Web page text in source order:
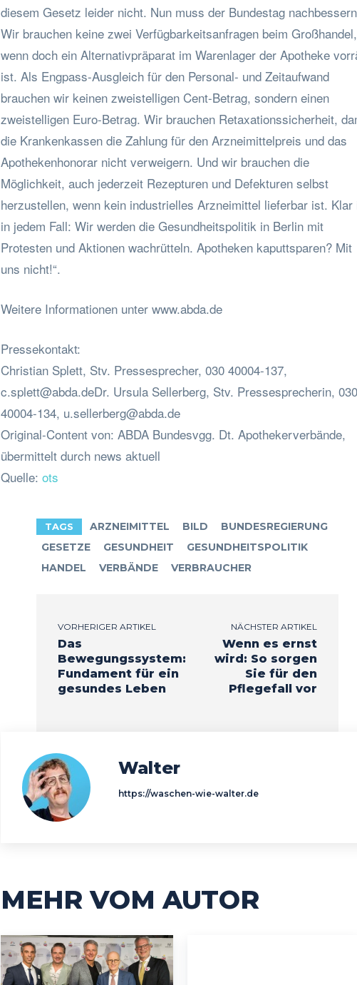
diesem Gesetz leider nicht. Nun muss der Bundestag
Wir brauchen keine zwei Verfügbarkeitsanfragen beim Großhandel,
wenn doch ein Alternativpräparat im Warenlager der Apotheke
ist. Als Engpass-Ausgleich für den Personal- und Zeitaufwand
brauchen wir keinen zweistelligen Cent-Betrag, sondern einen
zweistelligen Euro-Betrag. Wir brauchen Retaxationssicherheit,
die Krankenkassen die Zahlung für den Arzneimittelpreis und das
Apothekenhonorar nicht verweigern. Und wir brauchen die
Möglichkeit, auch jederzeit Rezepturen und Defekturen selbst
herzustellen, wenn kein industrielles Arzneimittel lieferbar ist. Klar
in jedem Fall: Wir werden die Gesundheitspolitik in Berlin mit
Protesten und Aktionen wachrütteln. Apotheken kaputtsparen? Mit
uns nicht!“.
Weitere Informationen unter www.abda.de
Pressekontakt:
Christian Splett, Stv. Pressesprecher, 030 40004-137,
c.splett@abda.deDr. Ursula Sellerberg, Stv. Pressesprecherin, 030
40004-134, u.sellerberg@abda.de
Original-Content von: ABDA Bundesvgg. Dt. Apothekerverbände,
übermittelt durch news aktuell
Quelle: ots
TAGS ARZNEIMITTEL BILD
BUNDESREGIERUNG
GESETZE
GESUNDHEIT
GESUNDHEITSPOLITIK
HANDEL
VERBÄNDE VERBRAUCHER
VORHERIGER ARTIKEL
Das
Bewegungssystem:
Fundament für ein
gesundes Leben
NÄCHSTER ARTIKEL
Wenn es ernst
wird: So sorgen
Sie für den
Pflegefall vor
Walter
https://waschen-wie-walter.de
MEHR VOM AUTOR